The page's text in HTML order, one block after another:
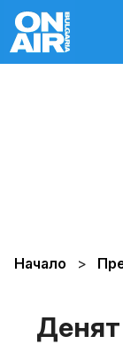
Начало
Денят